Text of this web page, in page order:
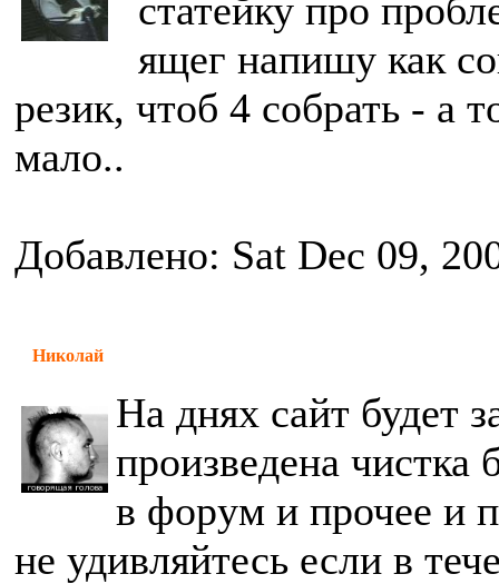
статейку про
ящег напишу как
резик, чтоб 4 собрать - а
мало..
Добавлено: Sat Dec 09,
Николай
На днях сайт будет
произведена чистка
в форум и прочее и
не удивляйтесь если в